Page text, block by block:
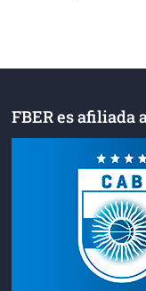
FBER es afiliada